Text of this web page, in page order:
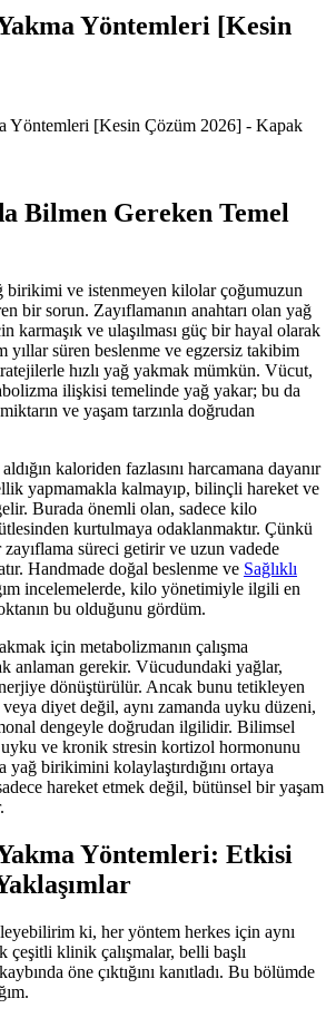
Yöntemleri [Kesin
Bilmen Gereken Temel
birikimi ve istenmeyen kilolar çoğumuzun
bir sorun. Zayıflamanın anahtarı olan yağ
karmaşık ve ulaşılması güç bir hayal olarak
yıllar süren beslenme ve egzersiz takibim
hızlı yağ yakmak mümkün. Vücut,
ilişkisi temelinde yağ yakar; bu da
ve yaşam tarzınla doğrudan
kaloriden fazlasını harcamana dayanır
yapmamakla kalmayıp, bilinçli hareket ve
Burada önemli olan, sadece kilo
kurtulmaya odaklanmaktır. Çünkü
zayıflama süreci getirir ve uzun vadede
Handmade doğal beslenme ve Sağlıklı
incelemelerde, kilo yönetimiyle ilgili en
bu olduğunu gördüm.
için metabolizmanın çalışma
anlaman gerekir. Vücudundaki yağlar,
dönüştürülür. Ancak bunu tetikleyen
diyet değil, aynı zamanda uyku düzeni,
dengeyle doğrudan ilgilidir. Bilimsel
uyku ve kronik stresin kortizol hormonunu
birikimini kolaylaştırdığını ortaya
hareket etmek değil, bütünsel bir yaşam
Yakma Yöntemleri: Etkisi
ki, her yöntem herkes için aynı
çeşitli klinik çalışmalar, belli başlı
öne çıktığını kanıtladı. Bu bölümde